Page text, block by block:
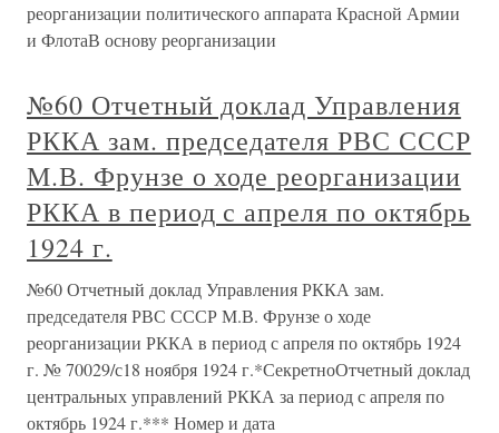
реорганизации политического аппарата Красной Армии
и ФлотаВ основу реорганизации
№60 Отчетный доклад Управления
РККА зам. председателя РВС СССР
М.В. Фрунзе о ходе реорганизации
РККА в период с апреля по октябрь
1924 г.
№60 Отчетный доклад Управления РККА зам.
председателя РВС СССР М.В. Фрунзе о ходе
реорганизации РККА в период с апреля по октябрь 1924
г. № 70029/с18 ноября 1924 г.*СекретноОтчетный доклад
центральных управлений РККА за период с апреля по
октябрь 1924 г.*** Номер и дата